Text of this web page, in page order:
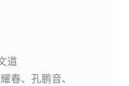
道
春、孔鹏音、